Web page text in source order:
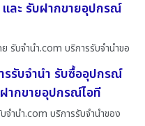
ละ รับฝากขายอุปกรณ์
รับจํานํา.com บริการรับจำนำขอ
รับจำนำ รับซื้ออุปกรณ์
ากขายอุปกรณ์ไอที
จํานํา.com บริการรับจำนำของ